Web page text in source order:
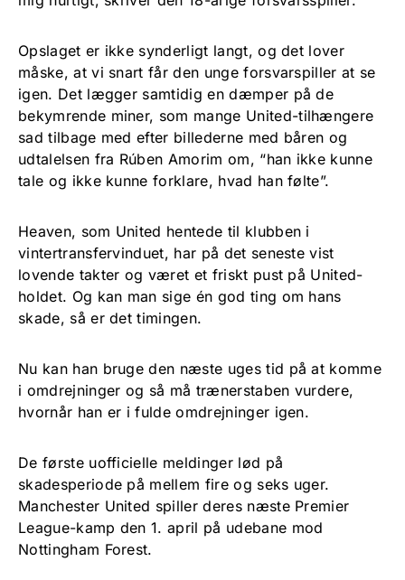
Opslaget er ikke synderligt langt, og det lover
måske, at vi snart får den unge forsvarspiller at se
igen. Det lægger samtidig en dæmper på de
bekymrende miner, som mange United-tilhængere
sad tilbage med efter billederne med båren og
udtalelsen fra Rúben Amorim om, “han ikke kunne
tale og ikke kunne forklare, hvad han følte”.
Heaven, som United hentede til klubben i
vintertransfervinduet, har på det seneste vist
lovende takter og været et friskt pust på United-
holdet. Og kan man sige én god ting om hans
skade, så er det timingen.
Nu kan han bruge den næste uges tid på at komme
i omdrejninger og så må trænerstaben vurdere,
hvornår han er i fulde omdrejninger igen.
De første uofficielle meldinger lød på
skadesperiode på mellem fire og seks uger.
Manchester United spiller deres næste Premier
League-kamp den 1. april på udebane mod
Nottingham Forest.